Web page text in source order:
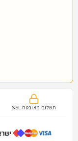
תשלום מאובטח SSL